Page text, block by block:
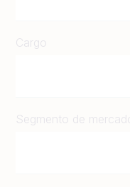
Cargo
Segmento de mercado